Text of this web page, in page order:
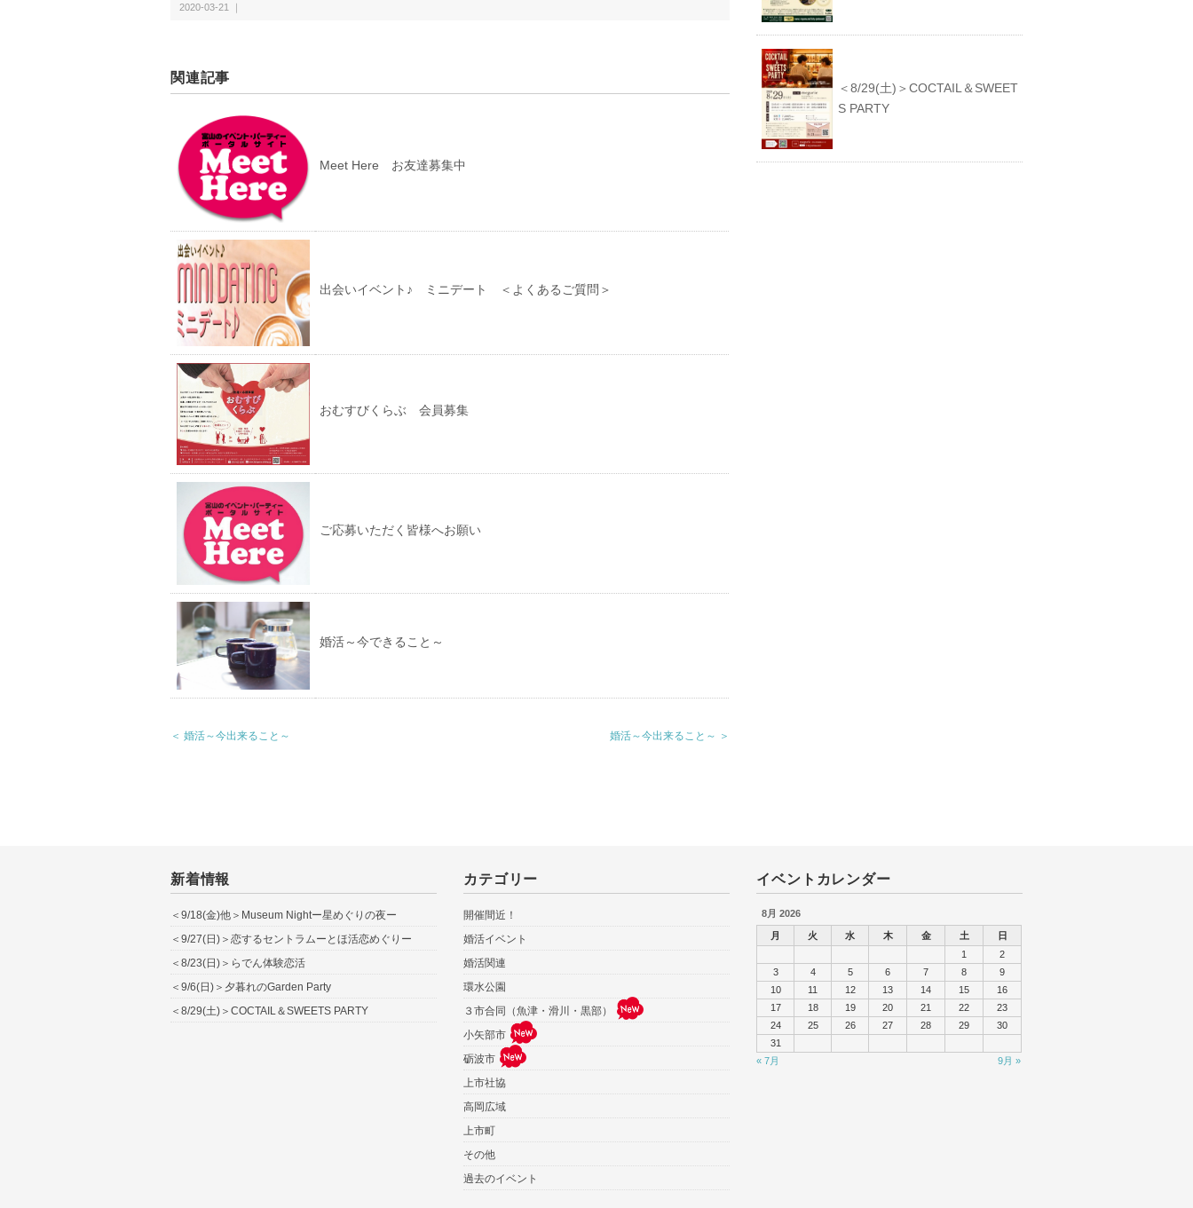
2020-03-21 ｜
関連記事
Meet Here お友達募集中
出会いイベント♪ ミニデート ＜よくあるご質問＞
おむすびくらぶ 会員募集
ご応募いただく皆様へお願い
婚活～今できること～
＜ 婚活～今出来ること～ 婚活～今出来ること～ ＞
＜8/29(土)＞COCTAIL＆SWEET
S PARTY
新着情報
＜9/18(金)他＞Museum Nightー星めぐりの夜ー
＜9/27(日)＞恋するセントラムーとほ活恋めぐりー
＜8/23(日)＞らでん体験恋活
＜9/6(日)＞夕暮れのGarden Party
＜8/29(土)＞COCTAIL＆SWEETS PARTY
カテゴリー
開催間近！
婚活イベント
婚活関連
環水公園
３市合同（魚津・滑川・黒部）
小矢部市
砺波市
上市社協
高岡広域
上市町
その他
過去のイベント
イベントカレンダー
8月 2026
月 火 水 木 金 土
日
1
2
3
4 5 6 7 8
9
10
11 12 13 14 15
16
17
18 19 20 21 22
23
24
25 26 27 28 29
30
31
« 7月
9月 »